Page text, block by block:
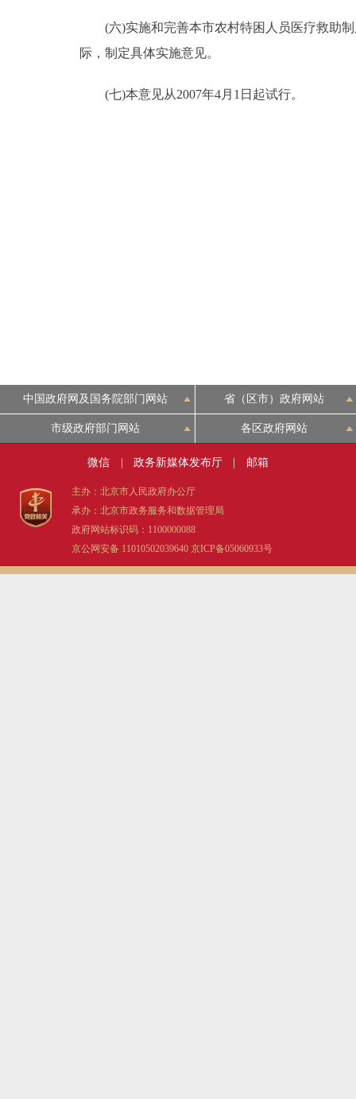
(六)实施和完善本市农村特困人员医疗救助制
际，制定具体实施意见。
(七)本意见从2007年4月1日起试行。
中国政府网及国务院部门网站 省（区市）政府网站
市级政府部门网站 各区政府网站
微信 政务新媒体发布厅 邮箱
主办：北京市人民政府办公厅
承办：北京市政务服务和数据管理局
政府网站标识码：1100000088
京公网安备 11010502039640 京ICP备05060933号